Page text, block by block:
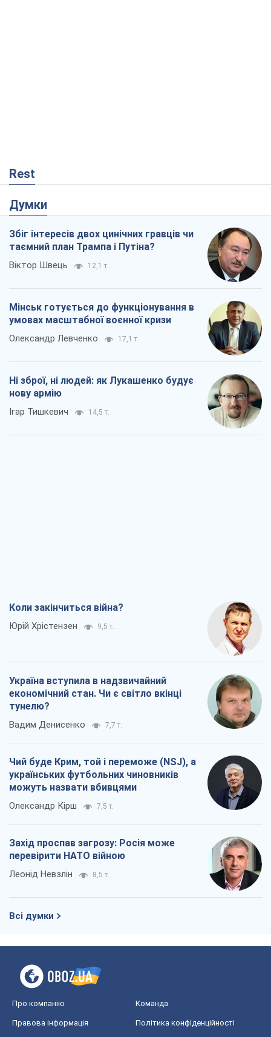
Rest
Думки
Збіг інтересів двох цинічних гравців чи
таємний план Трампа і Путіна?
Віктор Швець 12,1 т.
Мінськ готується до функціонування в
умовах масштабної воєнної кризи
Олександр Левченко 17,1 т.
Ні зброї, ні людей: як Лукашенко будує
нову армію
Ігар Тишкевич 14,5 т.
Коли закінчиться війна?
Юрій Хрістензен 9,5 т.
Україна вступила в надзвичайний
економічний стан. Чи є світло вкінці
тунелю?
Вадим Денисенко 7,7 т.
Чий буде Крим, той і переможе (NSJ), а
українських футбольних чиновників
можуть назвати вбивцями
Олександр Кірш 7,5 т.
Захід проспав загрозу: Росія може
перевірити НАТО війною
Леонід Невзлін 8,5 т.
Всі думки
Про компанію Команда
Правова інформація Політика конфіденційності